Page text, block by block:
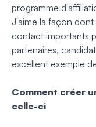
programme
J'aime la façon dont
contact importants
partenaires,
excellent exemple
Comment créer
celle-ci